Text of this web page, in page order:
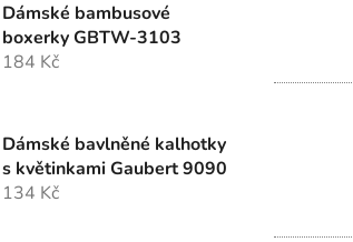
Dámské bambusové
boxerky GBTW-3103
184 Kč
Dámské bavlněné kalhotky
s květinkami Gaubert 9090
134 Kč